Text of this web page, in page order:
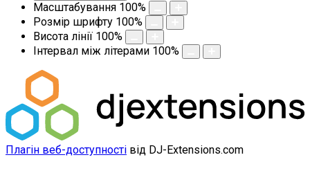
Масштабування 100%
Розмір шрифту 100%
Висота лінії 100%
Інтервал між літерами 100%
Плагін веб-доступності від DJ-Extensions.com